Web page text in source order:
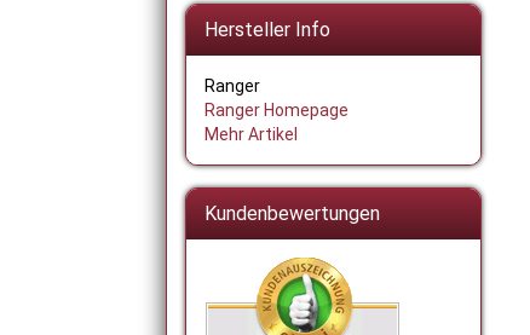
Hersteller Info
Ranger
Ranger Homepage
Mehr Artikel
Kundenbewertungen